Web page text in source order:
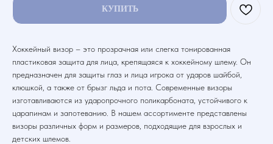
КУПИТЬ
Хоккейный визор – это прозрачная или слегка тонированная
пластиковая защита для лица, крепящаяся к хоккейному шлему. Он
предназначен для защиты глаз и лица игрока от ударов шайбой,
клюшкой, а также от брызг льда и пота. Современные визоры
изготавливаются из ударопрочного поликарбоната, устойчивого к
царапинам и запотеванию. В нашем ассортименте представлены
визоры различных форм и размеров, подходящие для взрослых и
детских шлемов.